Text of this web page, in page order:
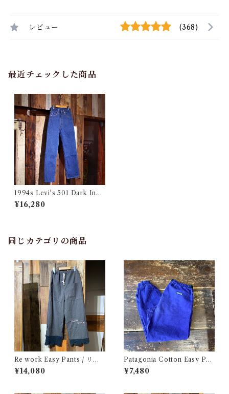
レビュー (368)
最近チェックした商品
1994s Levi's 501 Dark Indi
go Made in USA / 濃紺！94
年 リーバイス デニム アメリカ
¥16,280
同じカテゴリの商品
Re work Easy Pants / リワ
ーク イージー パンツ クロシェ
& 刺繍入り
¥14,080
Patagonia Cotton Easy Pan
ts / パタゴニア コットン イー
ジー パンツ 古着
¥7,480